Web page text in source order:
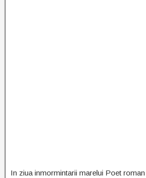
In ziua inmormintarii marelui Poet